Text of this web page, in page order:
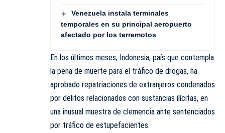
Venezuela instala terminales
temporales en su principal aeropuerto
afectado por los terremotos
En los últimos meses, Indonesia, país que contempla
la pena de muerte para el tráfico de drogas, ha
aprobado repatriaciones de extranjeros condenados
por delitos relacionados con sustancias ilícitas, en
una inusual muestra de clemencia ante sentenciados
por tráfico de estupefacientes.